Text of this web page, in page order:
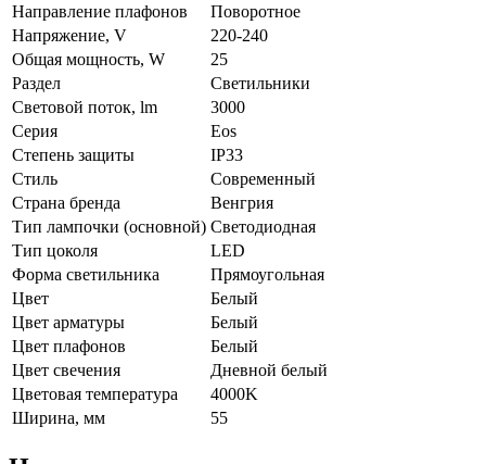
Направление плафонов
Поворотное
Напряжение, V
220-240
Общая мощность, W
25
Раздел
Светильники
Световой поток, lm
3000
Серия
Eos
Степень защиты
IP33
Стиль
Современный
Страна бренда
Венгрия
Тип лампочки (основной) Светодиодная
Тип цоколя
LED
Форма светильника
Прямоугольная
Цвет
Белый
Цвет арматуры
Белый
Цвет плафонов
Белый
Цвет свечения
Дневной белый
Цветовая температура
4000K
Ширина, мм
55